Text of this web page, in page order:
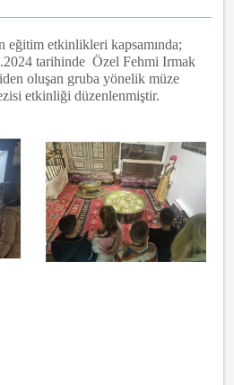
eğitim etkinlikleri kapsamında;
tarihinde Özel Fehmi Irmak
oluşan gruba yönelik müze
etkinliği düzenlenmiştir.